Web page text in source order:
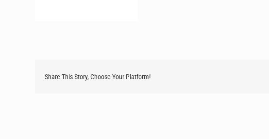
Share This Story, Choose Your Platform!